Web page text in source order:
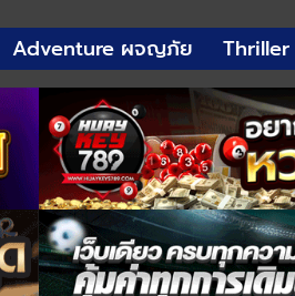
Adventure ผจญภัย